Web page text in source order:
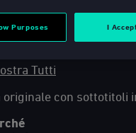
Lamanda
Originale)
Tutti
originale con sottotitoli
Purposes I